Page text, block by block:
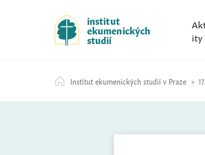
k
i
p
t
c
o
institut
ekumenických
studií
ity
Institut ekumenických studií v Praze